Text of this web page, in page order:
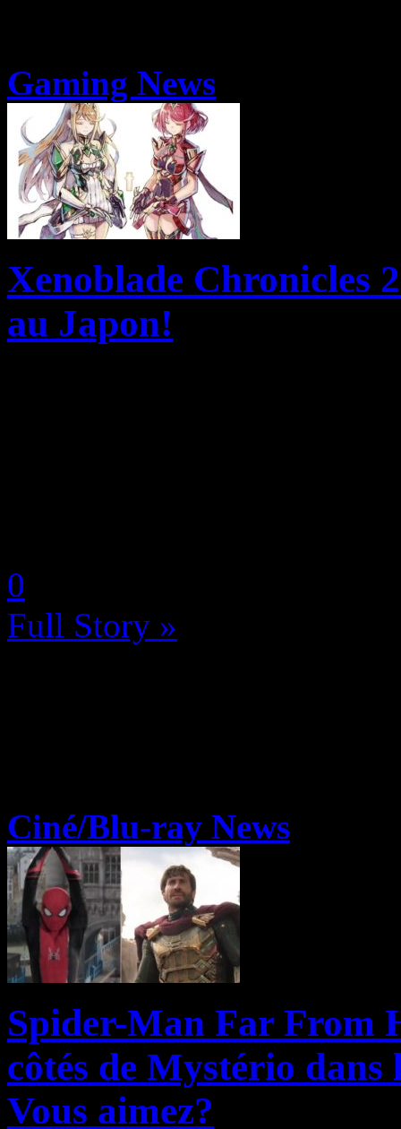
Gaming News
Xenoblade Chronicles
au Japon!
0
Full Story »
Ciné/Blu-ray News
Spider-Man Far From
côtés de Mystério
Vous aimez?